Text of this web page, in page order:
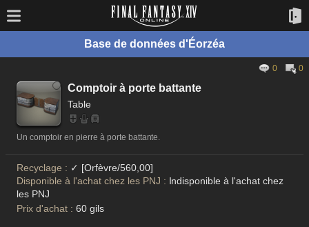
Base de données d'Éorzéa
0 0
Comptoir à porte battante
Table
Un comptoir en pierre à porte battante.
Recyclage : ✓ [Orfèvre/560,00]
Disponible à l'achat chez les PNJ : Indisponible à l'achat chez
les PNJ
Prix d'achat : 60 gils